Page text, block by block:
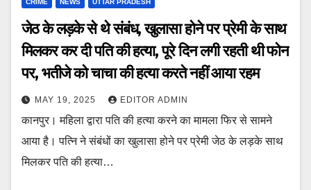
CRIME NEWS UTTAR PRADESH
जेठ के लड़के से थे संबंध, खुलासा होने पर प्रेमी के साथ
मिलकर कर दी पति की हत्या, पूरे दिन लगी रहती थी फोन
पर, भतीजे को चाचा की हत्या करते नहीं आया रहम
MAY 19, 2025 EDITOR ADMIN
कानपुर। महिला द्वारा पति की हत्या करने का मामला फिर से सामने
आया है। पत्नि ने संबंधों का खुलासा होने पर प्रेमी जेठ के लड़के साथ
मिलकर पति की हत्या…